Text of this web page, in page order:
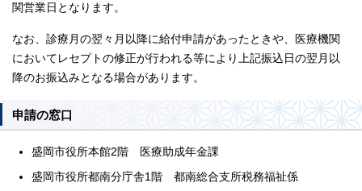
関営業日となります。
なお、診療月の翌々月以降に給付申請があったときや、医療機関
においてレセプトの修正が行われる等により上記振込日の翌月以
降のお振込みとなる場合があります。
申請の窓口
盛岡市役所本館2階 医療助成年金課
盛岡市役所都南分庁舎1階 都南総合支所税務福祉係